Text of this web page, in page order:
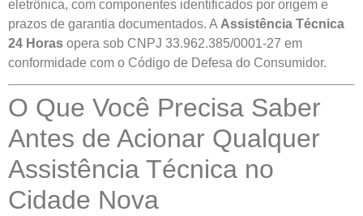
eletrônica, com componentes identificados por origem e
prazos de garantia documentados. A Assistência Técnica
24 Horas opera sob CNPJ 33.962.385/0001-27 em
conformidade com o Código de Defesa do Consumidor.
O Que Você Precisa Saber
Antes de Acionar Qualquer
Assistência Técnica no
Cidade Nova